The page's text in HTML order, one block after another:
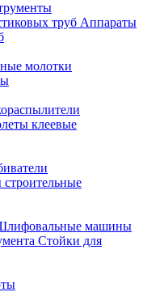
Аппараты
молотки
клеевые
машины
Стойки для